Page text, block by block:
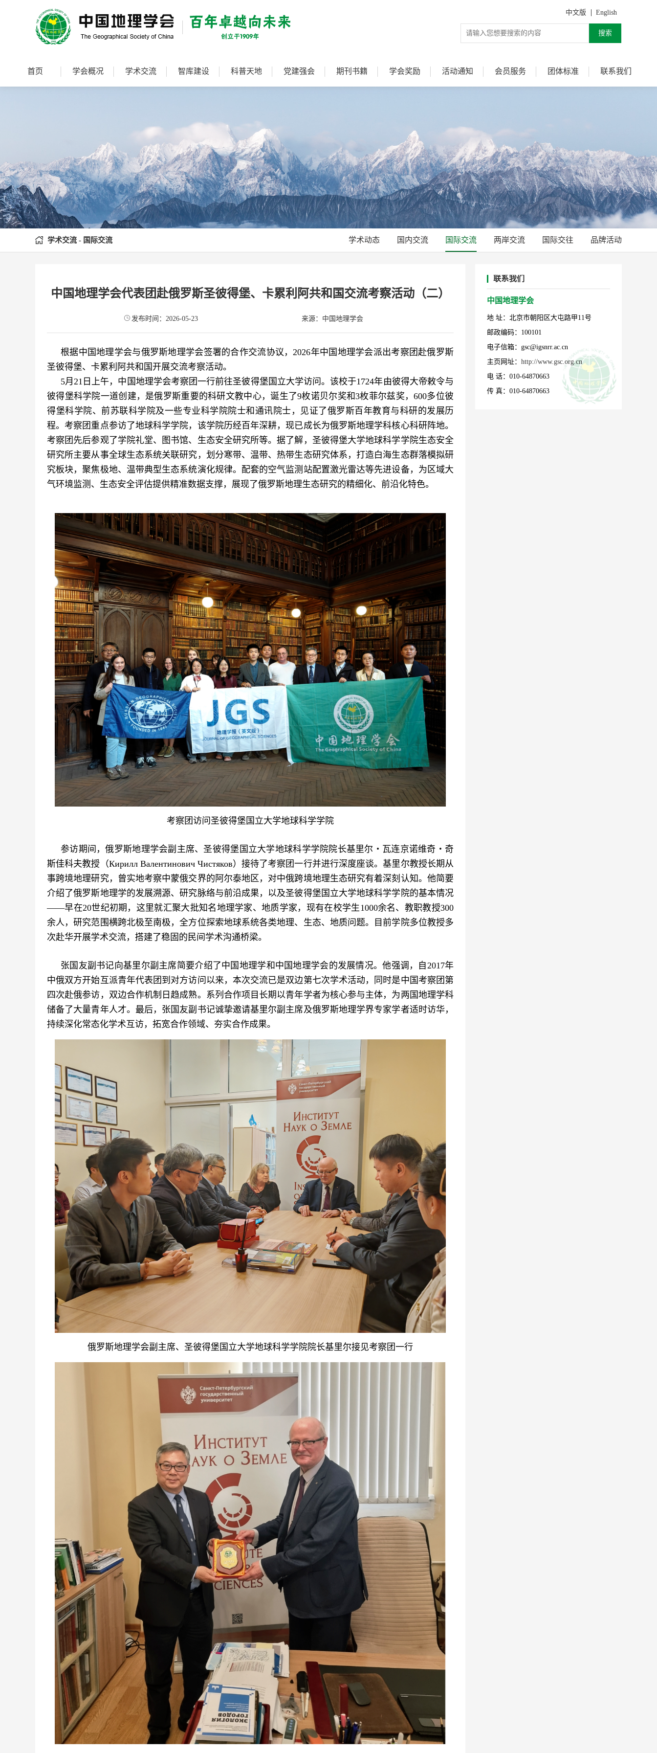
English
中文版
搜索
首页 学会概况 学术交流 智库建设 科普天地 党建强会 期刊书籍 学会奖励 活动通知 会员服务 团体标准 联系我们
学术交流 - 国际交流 学术动态 国内交流 国际交流 两岸交流 国际交往 品牌活动
中国地理学会代表团赴俄罗斯圣彼得堡、卡累利阿共和国交流考察活动（二）
发布时间：2026-05-23 来源：中国地理学会
根据中国地理学会与俄罗斯地理学会签署的合作交流协议，2026年中国地理学会派出考察团赴俄罗斯
圣彼得堡、卡累利阿共和国开展交流考察活动。
5月21日上午，中国地理学会考察团一行前往圣彼得堡国立大学访问。该校于1724年由彼得大帝敕令与
彼得堡科学院一道创建，是俄罗斯重要的科研文教中心，诞生了9枚诺贝尔奖和3枚菲尔兹奖，600多位彼
得堡科学院、前苏联科学院及一些专业科学院院士和通讯院士，见证了俄罗斯百年教育与科研的发展历
程。考察团重点参访了地球科学学院，该学院历经百年深耕，现已成长为俄罗斯地理学科核心科研阵地。
考察团先后参观了学院礼堂、图书馆、生态安全研究所等。据了解，圣彼得堡大学地球科学学院生态安全
研究所主要从事全球生态系统关联研究，划分寒带、温带、热带生态研究体系，打造白海生态群落模拟研
究板块，聚焦极地、温带典型生态系统演化规律。配套的空气监测站配置激光雷达等先进设备，为区域大
气环境监测、生态安全评估提供精准数据支撑，展现了俄罗斯地理生态研究的精细化、前沿化特色。
考察团访问圣彼得堡国立大学地球科学学院
参访期间，俄罗斯地理学会副主席、圣彼得堡国立大学地球科学学院院长基里尔・瓦连京诺维奇・奇
斯佳科夫教授（Кирилл Валентинович Чистяков）接待了考察团一行并进行深度座谈。基里尔教授长期从
事跨境地理研究，曾实地考察中蒙俄交界的阿尔泰地区，对中俄跨境地理生态研究有着深刻认知。他简要
介绍了俄罗斯地理学的发展溯源、研究脉络与前沿成果，以及圣彼得堡国立大学地球科学学院的基本情况
——早在20世纪初期，这里就汇聚大批知名地理学家、地质学家，现有在校学生1000余名、教职教授300
余人，研究范围横跨北极至南极，全方位探索地球系统各类地理、生态、地质问题。目前学院多位教授多
次赴华开展学术交流，搭建了稳固的民间学术沟通桥梁。
张国友副书记向基里尔副主席简要介绍了中国地理学和中国地理学会的发展情况。他强调，自2017年
中俄双方开始互派青年代表团到对方访问以来，本次交流已是双边第七次学术活动，同时是中国考察团第
四次赴俄参访，双边合作机制日趋成熟。系列合作项目长期以青年学者为核心参与主体，为两国地理学科
储备了大量青年人才。最后，张国友副书记诚挚邀请基里尔副主席及俄罗斯地理学界专家学者适时访华，
持续深化常态化学术互访，拓宽合作领域、夯实合作成果。
俄罗斯地理学会副主席、圣彼得堡国立大学地球科学学院院长基里尔接见考察团一行
联系我们
中国地理学会
地 址：北京市朝阳区大屯路甲11号
邮政编码：100101
电子信箱：gsc@igsnrr.ac.cn
主页网址： http://www.gsc.org.cn
电 话：010-64870663
传 真：010-64870663